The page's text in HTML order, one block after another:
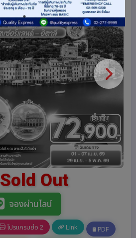
Sold Out
จองผ่านไลน์
โปรแกรมย่อ 2 Link PDF